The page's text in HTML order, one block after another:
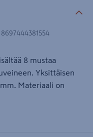
8697444381554
8 mustaa
Yksittäisen
Materiaali on